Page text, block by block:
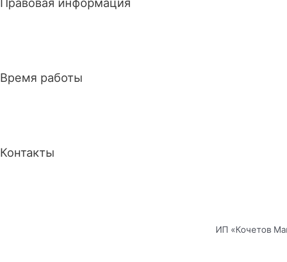
Правовая информация
Время работы
Контакты
ИП «Кочетов